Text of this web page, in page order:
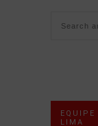
LIMA